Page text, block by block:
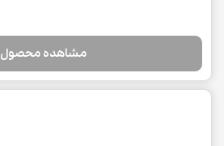
مشاهده محصول